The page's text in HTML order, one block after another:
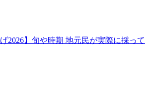
2026】旬や時期 地元民が実際に採って